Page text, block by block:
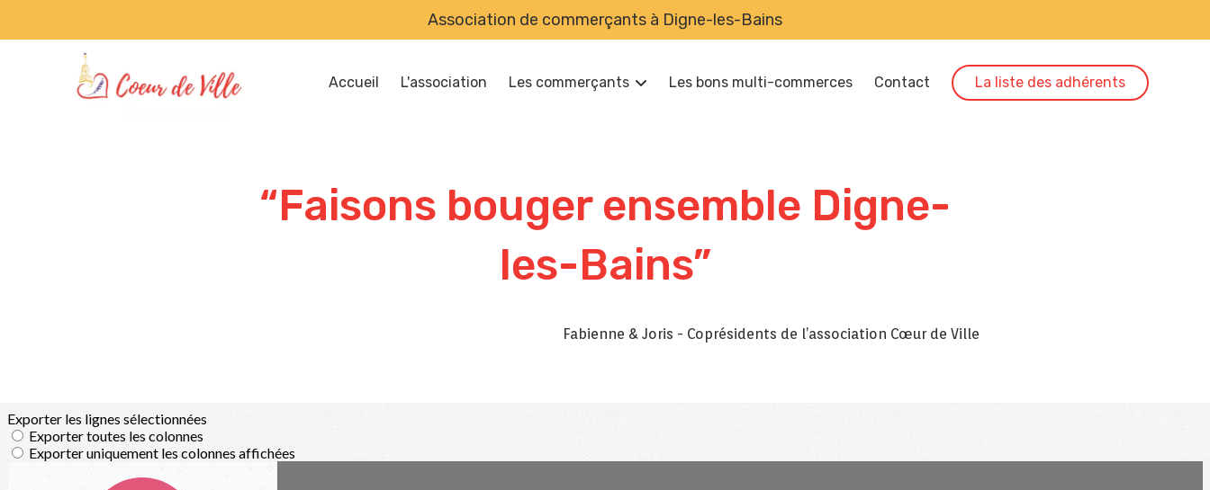
Association de commerçants à Digne-les-Bains
Accueil L'association Les commerçants
Mode
Bijouteries
Optique
Pharmacie
Les bons multi-commerces Contact La liste des adhérents
“Faisons bouger ensemble Digne-
les-Bains”
Fabienne & Joris - Coprésidents de l’association Cœur de Ville